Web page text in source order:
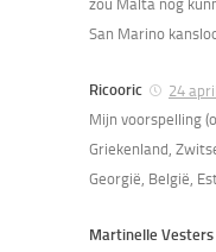
zou Malta nog
San Marino
Ricooric
24
Mijn voorspelling
Griekenland,
Georgië, België,
Martinelle Vesters